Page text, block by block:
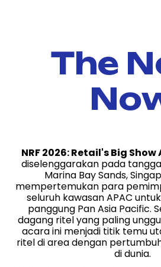
The
NRF 2026: Retail's Big
diselenggarakan pada
Marina Bay Sands,
mempertemukan para
seluruh kawasan APAC
panggung Pan Asia Pacific.
dagang ritel yang paling
acara ini menjadi titik temu
ritel di area dengan
di dunia.